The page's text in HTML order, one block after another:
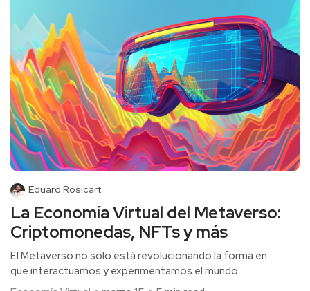
Eduard Rosicart
La Economía Virtual del Metaverso:
Criptomonedas, NFTs y más
El Metaverso no solo está revolucionando la forma en
que interactuamos y experimentamos el mundo